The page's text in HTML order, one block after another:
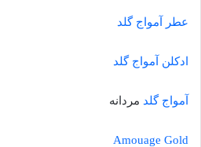
عطر آمواج گلد
ادکلن آمواج گلد
آمواج گلد مردانه
Amouage Gold